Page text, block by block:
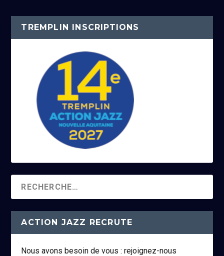
TREMPLIN INSCRIPTIONS
ACTION JAZZ RECRUTE
Nous avons besoin de vous : rejoignez-nous